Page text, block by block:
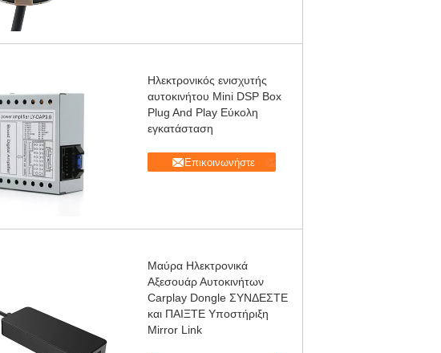
Ηλεκτρονικός ενισχυτής
αυτοκινήτου Mini DSP Box
Plug And Play Εύκολη
εγκατάσταση
Επικοινωνήστε
Μαύρα Ηλεκτρονικά
Αξεσουάρ Αυτοκινήτων
Carplay Dongle ΣΥΝΔΕΣΤΕ
και ΠΑΙΞΤΕ Υποστήριξη
Mirror Link